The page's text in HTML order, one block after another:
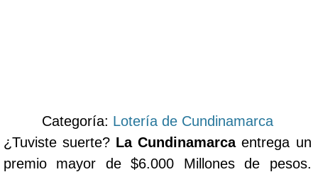
Categoría: Lotería de Cundinamarca
¿Tuviste suerte? La Cundinamarcaentrega un
premio mayor de $6.000 Millones de pesos.